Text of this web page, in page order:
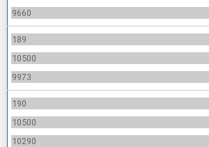
9660
189
10500
9973
190
10500
10290